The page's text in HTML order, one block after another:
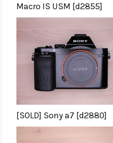
Macro IS USM [d2855]
[SOLD] Sony a7 [d2880]